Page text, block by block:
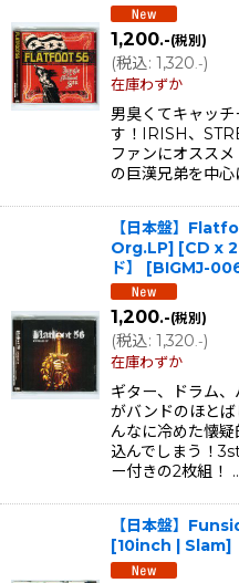
1,200.-(税別)
(税込: 1,320 .-)
在庫わずか
男臭くてキャッ
す！IRISH、
ファンにオスス
の巨漢兄弟を中
【日本盤】
Org.LP] [CD x
ド】
[BIGMJ-
1,200.-(税別)
(税込: 1,320.-)
在庫わずか
ギター、ドラム
がバンドのほと
んなに冷めた懐
込んでしまう！
ー付きの2枚組！
【日本盤】
[10inch | Slam]【